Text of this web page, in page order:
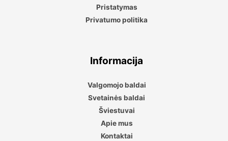
Pristatymas
Privatumo politika
Informacija
Valgomojo baldai
Svetainės baldai
Šviestuvai
Apie mus
Kontaktai